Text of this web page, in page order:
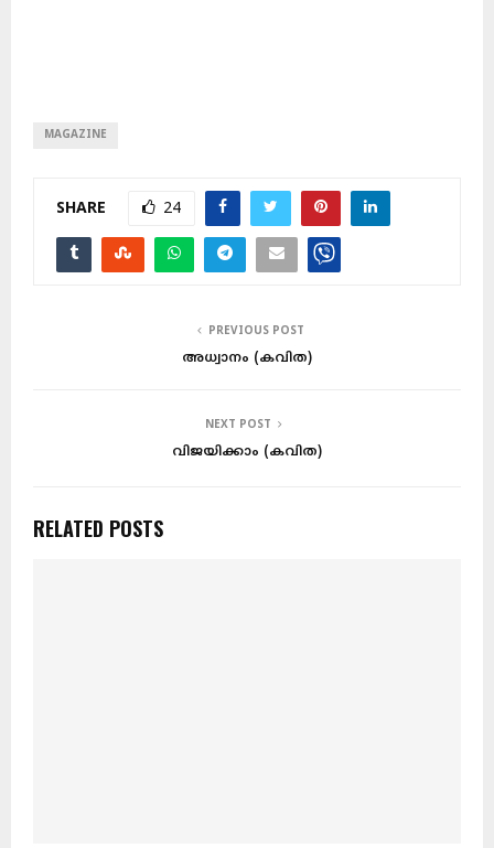
MAGAZINE
SHARE 24
PREVIOUS POST
അധ്വാനം (കവിത)
NEXT POST
വിജയിക്കാം (കവിത)
RELATED POSTS